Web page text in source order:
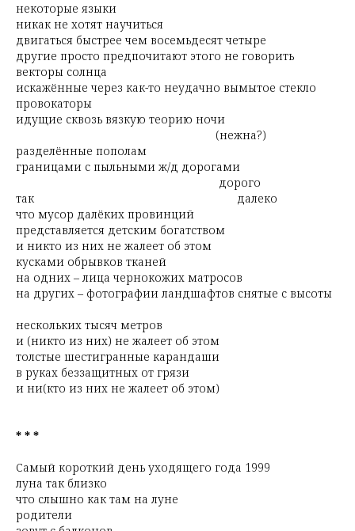
некоторые языки
никак не хотят научиться
двигаться быстрее чем восемьдесят четыре
другие просто предпочитают этого не говорить
векторы солнца
искажённые через как-то неудачно вымытое стекло
провокаторы
идущие сквозь вязкую теорию ночи
(нежна?)
разделённые пополам
границами с пыльными ж/д дорогами
дорого
так далеко
что мусор далёких провинций
представляется детским богатством
и никто из них не жалеет об этом
кусками обрывков тканей
на одних – лица чернокожих матросов
на других – фотографии ландшафтов снятые с высоты
нескольких тысяч метров
и (никто из них) не жалеет об этом
толстые шестигранные карандаши
в руках беззащитных от грязи
и ни(кто из них не жалеет об этом)
* * *
Самый короткий день уходящего года 1999
луна так близко
что слышно как там на луне
родители